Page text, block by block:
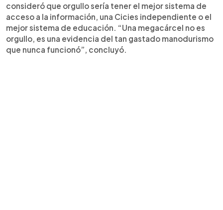
consideró que orgullo sería tener el mejor sistema de
acceso a la información, una Cicies independiente o el
mejor sistema de educación. “Una megacárcel no es
orgullo, es una evidencia del tan gastado manodurismo
que nunca funcionó”, concluyó.